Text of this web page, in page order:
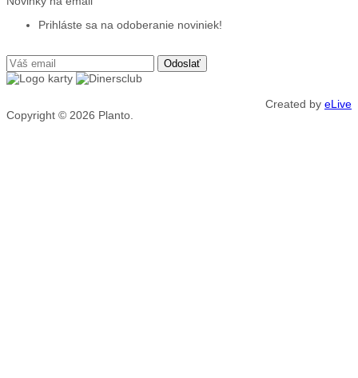
Prihláste sa na odoberanie noviniek!
Copyright © 2026 Planto.
Created by eLive